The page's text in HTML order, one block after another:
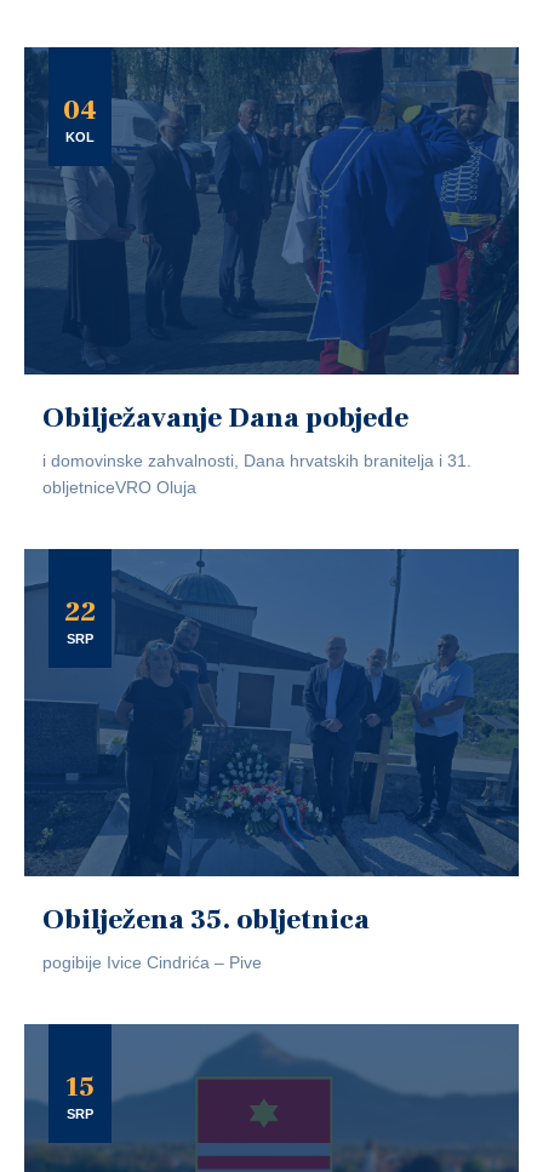
04
KOL
Obilježavanje Dana pobjede
i domovinske zahvalnosti, Dana hrvatskih branitelja i 31.
obljetniceVRO Oluja
22
SRP
Obilježena 35. obljetnica
pogibije Ivice Cindrića – Pive
15
SRP